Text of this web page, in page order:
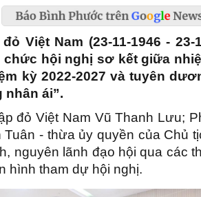
Việt Nam (23-11-1946 - 23-
chức hội nghị sơ kết giữa
kỳ 2022-2027 và tuyên
ái”.
đỏ Việt Nam Vũ Thanh Lưu;
- thừa ủy quyền của Chủ
nguyên lãnh đạo hội qua các
hình tham dự hội nghị.